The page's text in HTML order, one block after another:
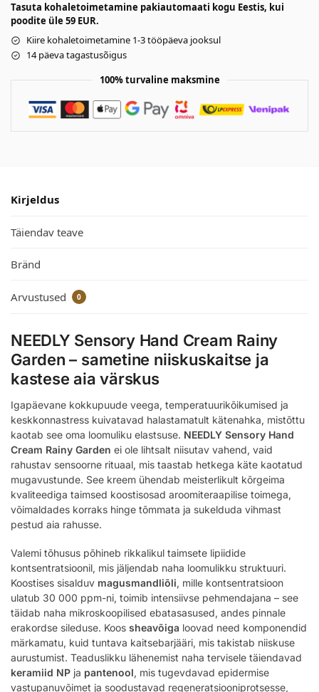
Tasuta kohaletoimetamine pakiautomaati kogu Eestis, kui
poodite üle 59 EUR.
Kiire kohaletoimetamine 1-3 tööpäeva jooksul
14 päeva tagastusõigus
100% turvaline maksmine
Kirjeldus
Täiendav teave
Bränd
Arvustused 0
NEEDLY Sensory Hand Cream Rainy
Garden – sametine niiskuskaitse ja
kastese aia värskus
Igapäevane kokkupuude veega, temperatuurikõikumised ja
keskkonnastress kuivatavad halastamatult kätenahka, mistõttu
kaotab see oma loomuliku elastsuse. NEEDLY Sensory Hand
Cream Rainy Garden ei ole lihtsalt niisutav vahend, vaid
rahustav sensoorne rituaal, mis taastab hetkega käte kaotatud
mugavustunde. See kreem ühendab meisterlikult kõrgeima
kvaliteediga taimsed koostisosad aroomiteraapilise toimega,
võimaldades korraks hinge tõmmata ja sukelduda vihmast
pestud aia rahusse.
Valemi tõhusus põhineb rikkalikul taimsete lipiidide
kontsentratsioonil, mis jäljendab naha loomulikku struktuuri.
Koostises sisalduv magusmandliõli, mille kontsentratsioon
ulatub 30 000 ppm-ni, toimib intensiivse pehmendajana – see
täidab naha mikroskoopilised ebatasasused, andes pinnale
erakordse sileduse. Koos sheavõiga loovad need komponendid
märkamatu, kuid tuntava kaitsebarjääri, mis takistab niiskuse
aurustumist. Teaduslikku lähenemist naha tervisele täiendavad
keramiid NP ja pantenool, mis tugevdavad epidermise
vastupanuvõimet ja soodustavad regeneratsiooniprotsesse,